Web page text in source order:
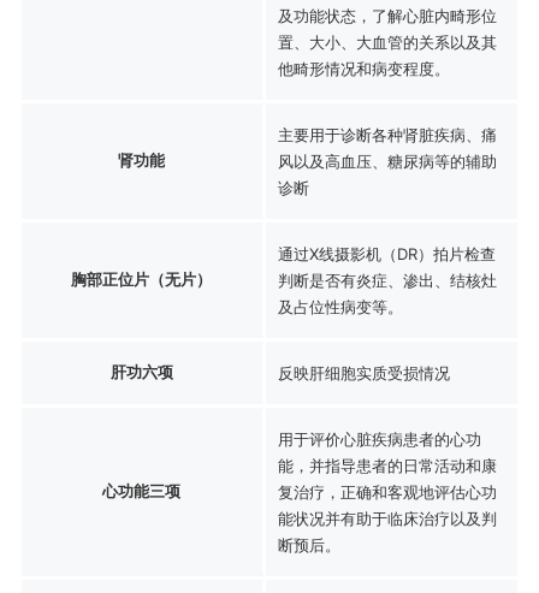
及功能状态，了解心脏内畸形位
置、大小、大血管的关系以及其
他畸形情况和病变程度。
肾功能
主要用于诊断各种肾脏疾病、痛
风以及高血压、糖尿病等的辅助
诊断
胸部正位片（无片）
通过X线摄影机（DR）拍片检查
判断是否有炎症、渗出、结核灶
及占位性病变等。
肝功六项 反映肝细胞实质受损情况
心功能三项
用于评价心脏疾病患者的心功
能，并指导患者的日常活动和康
复治疗，正确和客观地评估心功
能状况并有助于临床治疗以及判
断预后。